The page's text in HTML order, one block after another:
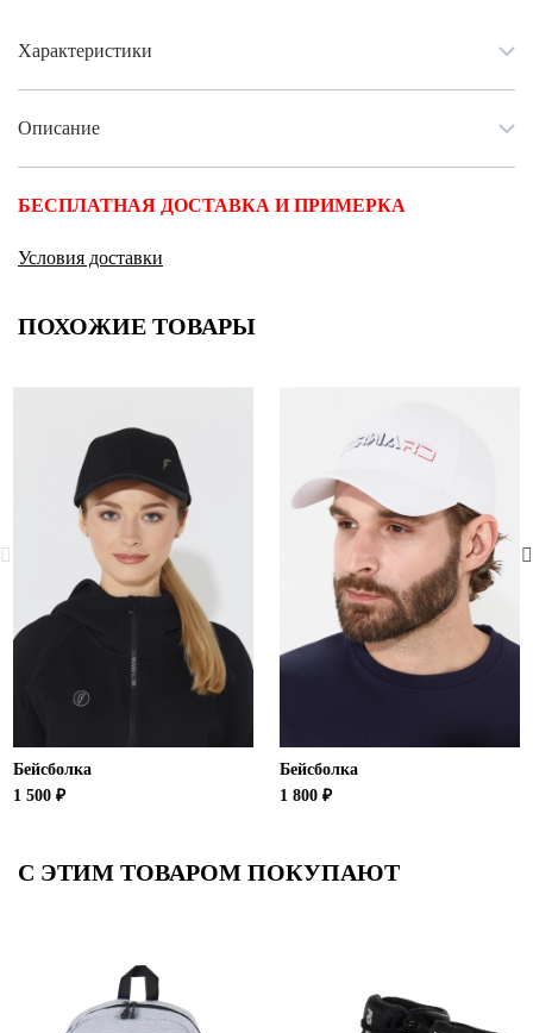
Челябинская область (2)
Ямало-Ненецкий автономный округ (1)
Ярославская область (1)
Характеристики
Описание
БЕСПЛАТНАЯ ДОСТАВКА И ПРИМЕРКА
Условия доставки
ПОХОЖИЕ ТОВАРЫ
Бейсболка
1 500 ₽
Бейсболка
1 800 ₽
С ЭТИМ ТОВАРОМ ПОКУПАЮТ